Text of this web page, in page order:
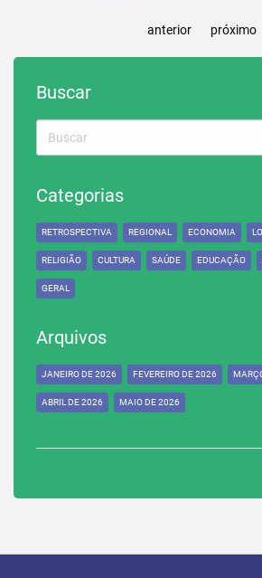
anterior próximo
Buscar
Categorias
RETROSPECTIVA REGIONAL ECONOMIA
RELIGIÃO CULTURA SAÚDE EDUCAÇÃO
GERAL
Arquivos
JANEIRO DE 2026 FEVEREIRO DE 2026
ABRIL DE 2026 MAIO DE 2026